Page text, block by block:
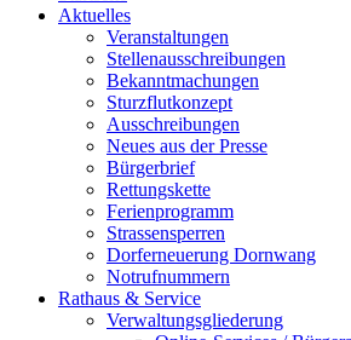
Aktuelles
Veranstaltungen
Stellenausschreibungen
Bekanntmachungen
Sturzflutkonzept
Ausschreibungen
Neues aus der Presse
Bürgerbrief
Rettungskette
Ferienprogramm
Strassensperren
Dorferneuerung Dornwang
Notrufnummern
Rathaus & Service
Verwaltungsgliederung